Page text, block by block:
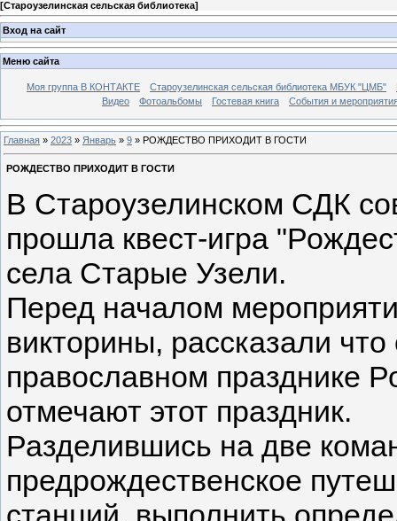
[Староузелинская сельская библиотека]
Вход на сайт
Меню сайта
Моя группа В КОНТАКТЕ Староузелинская сельская библиотека МБУК "ЦМБ"
Видео
Фотоальбомы Гостевая книга События и
Главная » 2023 » Январь » 9 » РОЖДЕСТВО ПРИХОДИТ В ГОСТИ
РОЖДЕСТВО ПРИХОДИТ В ГОСТИ
В Староузелинском СДК
прошла квест-игра
села Старые Узели.
Перед началом
викторины, рассказали
православном празднике
отмечают этот праздник.
Разделившись на две
предрождественское